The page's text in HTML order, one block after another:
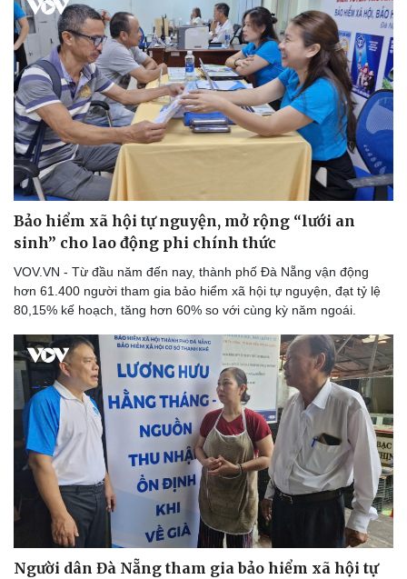
Hậu trường
Bảo hiểm xã hội tự nguyện, mở rộng “lưới an
sinh” cho lao động phi chính thức
VOV.VN - Từ đầu năm đến nay, thành phố Đà Nẵng vận động
hơn 61.400 người tham gia bảo hiểm xã hội tự nguyện, đạt tỷ lệ
80,15% kế hoạch, tăng hơn 60% so với cùng kỳ năm ngoái.
Người dân Đà Nẵng tham gia bảo hiểm xã hội tự